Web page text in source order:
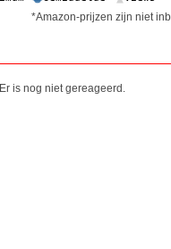
*Amazon-prijzen zijn niet
Er is nog niet gereageerd.